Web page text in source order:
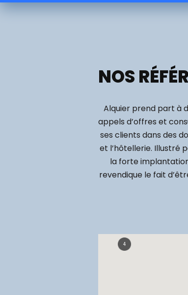
NOS
Alquier prend part à
appels d’offres et
ses clients dans des
et l’hôtellerie. Illustré
la forte
revendique le fait
4